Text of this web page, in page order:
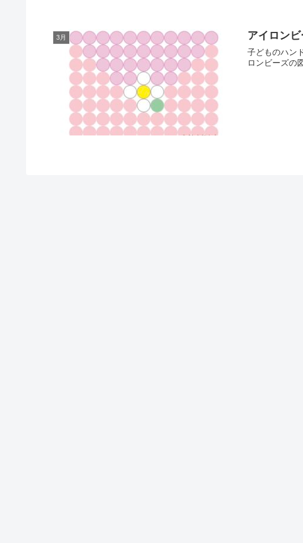
3月 アイロン
子どものハン
ロンビーズの